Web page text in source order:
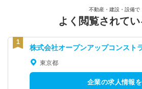
不動産・建設・設備で
よく閲覧されて
株式会社オープンアップコンスト
東京都
企業の求人情報